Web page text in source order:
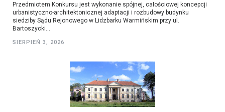
Przedmiotem Konkursu jest wykonanie spójnej, całościowej koncepcji
urbanistyczno-architektonicznej adaptacji i rozbudowy budynku
siedziby Sądu Rejonowego w Lidzbarku Warmińskim przy ul.
Bartoszycki...
SIERPIEŃ 3, 2026